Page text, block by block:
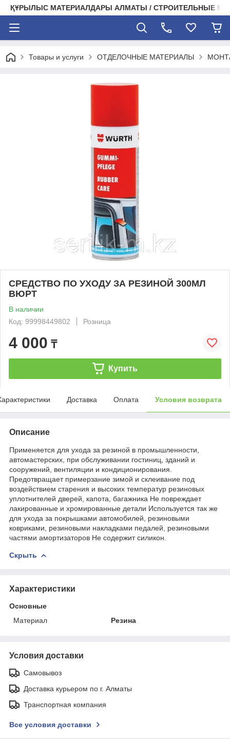
ҚҰРЫЛЫС МАТЕРИАЛДАРЫ АЛМАТЫ / СТРОИТЕЛЬНЫЕ
Товары и услуги ОТДЕЛОЧНЫЕ МАТЕРИАЛЫ
СРЕДСТВО ПО УХОДУ ЗА РЕЗИНОЙ 300МЛ
ВЮРТ
В наличии
Код: 99998449802
Розница
4 000 ₸
Купить
Доставка Оплата Условия возврата
Описание
Применяется для ухода за резиной в промышленности,
автомастерских, при обслуживании гостиниц, зданий и
сооружений, вентиляции и кондиционирования.
Предотвращает примерзание зимой и склеивание под
воздействием старения и высоких температур резиновых
уплотнителей дверей, капота, багажника Не повреждает
лакированные и хромированные детали Используется так же
для ухода за покрышками автомобилей, резиновыми
ковриками, резиновыми накладками педалей, резиновыми
частями амортизаторов Не содержит силикон.
Скрыть
Характеристики
Основные
Материал
Резина
Условия доставки
Самовывоз
Доставка курьером по г. Алматы
Транспортная компания
Все условия доставки